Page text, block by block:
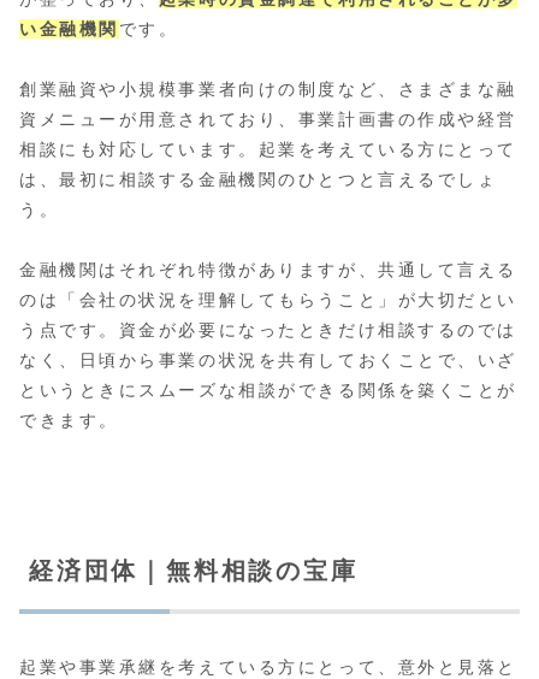
い金融機関 です。
創業融資や小規模事業者向けの制度など、さまざまな融
資メニューが用意されており、事業計画書の作成や経営
相談にも対応しています。起業を考えている方にとって
は、最初に相談する金融機関のひとつと言えるでしょ
う。
金融機関はそれぞれ特徴がありますが、共通して言える
のは「会社の状況を理解してもらうこと」が大切だとい
う点です。資金が必要になったときだけ相談するのでは
なく、日頃から事業の状況を共有しておくことで、いざ
というときにスムーズな相談ができる関係を築くことが
できます。
経済団体｜無料相談の宝庫
起業や事業承継を考えている方にとって、意外と見落と